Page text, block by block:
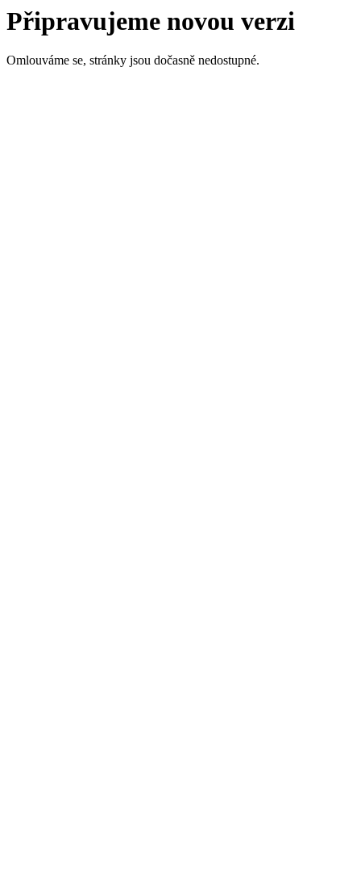
Připravujeme novou verzi
Omlouváme se, stránky jsou dočasně nedostupné.